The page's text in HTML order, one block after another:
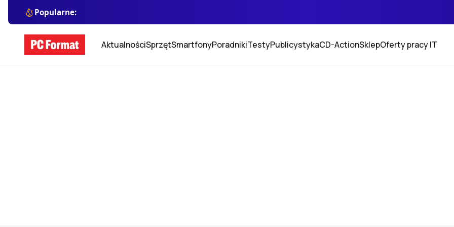
Popularne:
AktualnościSprzętSmartfonyPoradnikiTestyPublicystykaCD-ActionSklepOferty pracy IT